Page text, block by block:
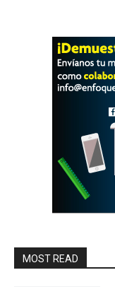
MOST READ